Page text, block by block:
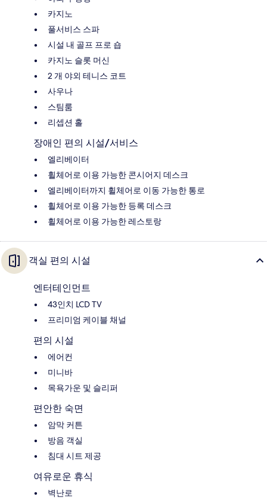
카지노
풀서비스 스파
시설 내 골프 프로 숍
카지노 슬롯 머신
2 개 야외 테니스 코트
사우나
스팀룸
리셉션 홀
장애인 편의 시설/서비스
엘리베이터
휠체어로 이용 가능한 콘시어지 데스크
엘리베이터까지 휠체어로 이동 가능한 통로
휠체어로 이용 가능한 등록 데스크
휠체어로 이용 가능한 레스토랑
객실 편의 시설
엔터테인먼트
43인치 LCD TV
프리미엄 케이블 채널
편의 시설
에어컨
미니바
목욕가운 및 슬리퍼
편안한 숙면
암막 커튼
방음 객실
침대 시트 제공
여유로운 휴식
벽난로